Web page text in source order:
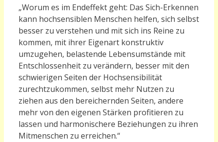
„Worum es im Endeffekt geht: Das Sich-Erkennen
kann hochsensiblen Menschen helfen, sich selbst
besser zu verstehen und mit sich ins Reine zu
kommen, mit ihrer Eigenart konstruktiv
umzugehen, belastende Lebensumstände mit
Entschlossenheit zu verändern, besser mit den
schwierigen Seiten der Hochsensibilität
zurechtzukommen, selbst mehr Nutzen zu
ziehen aus den bereichernden Seiten, andere
mehr von den eigenen Stärken profitieren zu
lassen und harmonischere Beziehungen zu ihren
Mitmenschen zu erreichen.“